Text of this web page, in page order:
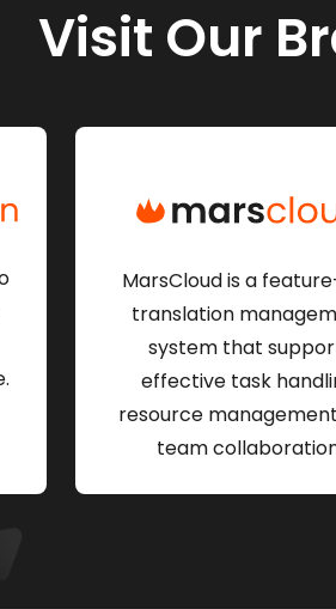
Visit Our
MarsCloud is a
translation
system that
effective task
resource
team